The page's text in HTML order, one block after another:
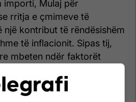
importi, Mulaj për
rritja e çmimeve të
një kontribut të rëndësishëm
të inflacionit. Sipas tij,
mbeten ndër faktorët
se ndikim ka edhe